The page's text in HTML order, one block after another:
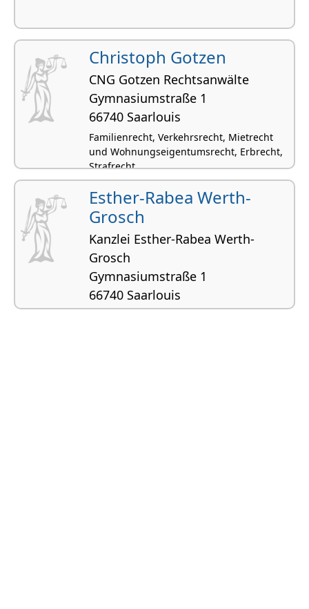
Christoph Gotzen
CNG Gotzen Rechtsanwälte
Gymnasiumstraße 1
66740 Saarlouis
Familienrecht, Verkehrsrecht, Mietrecht
und Wohnungseigentumsrecht, Erbrecht,
Strafrecht
Esther-Rabea Werth-
Grosch
Kanzlei Esther-Rabea Werth-
Grosch
Gymnasi­um­straße 1
66740 Saarlouis